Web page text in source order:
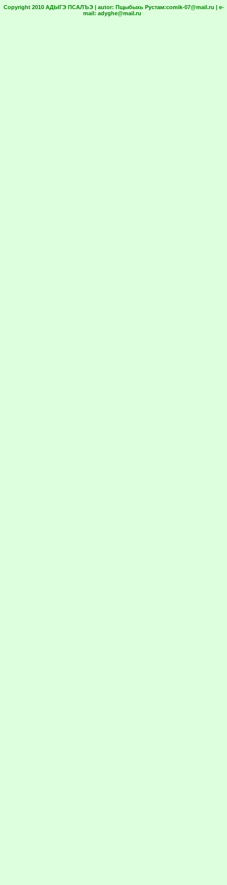
Copyright 2010 АДЫГЭ ПСАЛЪЭ | autor: Пщыбыхь Рустам:comik-07@mail.ru | e-
mail: adyghe@mail.ru